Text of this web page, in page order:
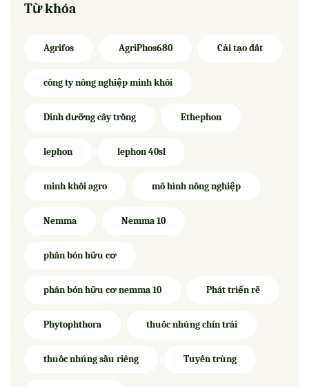
Từ khóa
Agrifos AgriPhos680 Cải tạo đất
công ty nông nghiệp minh khôi
Dinh dưỡng cây trồng Ethephon
lephon lephon 40sl
minh khôi agro mô hình nông nghiệp
Nemma Nemma 10
phân bón hữu cơ
phân bón hữu cơ nemma 10 Phát triển rễ
Phytophthora thuốc nhúng chín trái
thuốc nhúng sầu riêng Tuyến trùng